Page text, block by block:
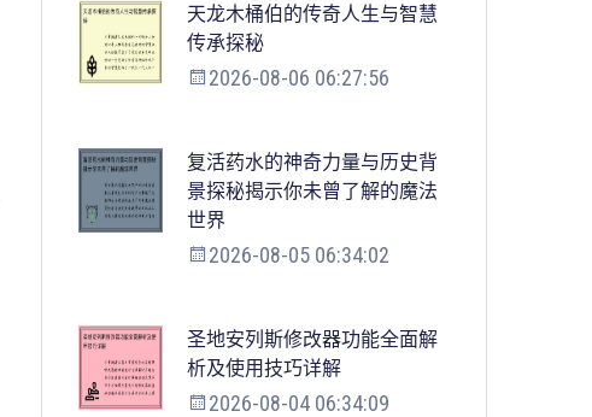
天龙木桶伯的传奇人生与智慧
传承探秘
2026-08-06 06:27:56
复活药水的神奇力量与历史背
景探秘揭示你未曾了解的魔法
世界
2026-08-05 06:34:02
圣地安列斯修改器功能全面解
析及使用技巧详解
2026-08-04 06:34:09